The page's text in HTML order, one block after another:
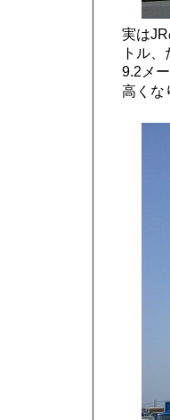
実は
トル
9.2メ
高くな